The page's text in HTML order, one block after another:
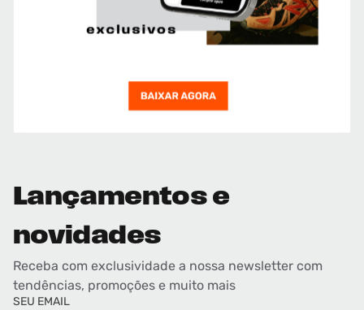
Lançamentos e
novidades
Receba com exclusividade a nossa newsletter com
tendências, promoções e muito mais
SEU EMAIL